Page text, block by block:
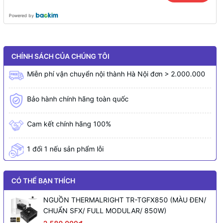
Powered by
CHÍNH SÁCH CỦA CHÚNG TÔI
Miễn phí vận chuyển nội thành Hà Nội đơn > 2.000.000
Bảo hành chính hãng toàn quốc
Cam kết chính hãng 100%
1 đổi 1 nếu sản phẩm lỗi
CÓ THỂ BẠN THÍCH
NGUỒN THERMALRIGHT TR-TGFX850 (MÀU ĐEN/
CHUẨN SFX/ FULL MODULAR/ 850W)